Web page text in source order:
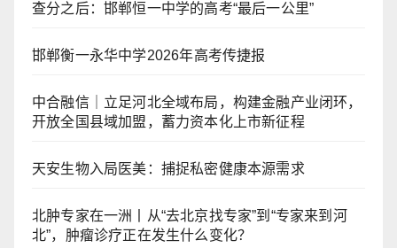
查分之后：邯郸恒一中学的高考“最后一公里”
邯郸衡一永华中学2026年高考传捷报
中合融信｜立足河北全域布局，构建金融产业闭环，
开放全国县域加盟，蓄力资本化上市新征程
天安生物入局医美：捕捉私密健康本源需求
北肿专家在一洲丨从“去北京找专家”到“专家来到河
北”，肿瘤诊疗正在发生什么变化？